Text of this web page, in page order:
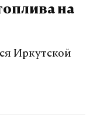
на
Иркутской